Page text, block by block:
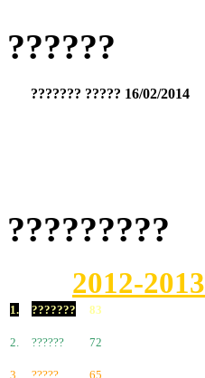
??????
??????? ????? 16/02/2014
?????????
2012-2013
1. ??????? 83
2. ?????? 72
3. ?????
65